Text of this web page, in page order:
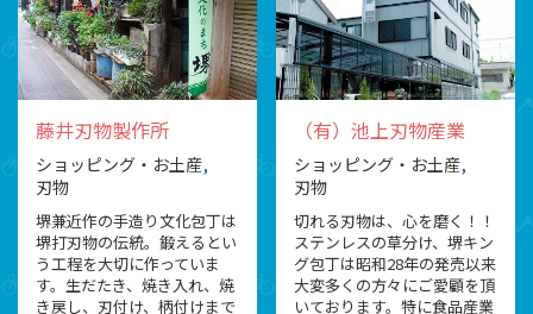
藤井刃物製作所
ショッピング・お土産
刃物
堺兼近作の手造り文化包丁は
堺打刃物の伝統。鍛えるとい
う工程を大切に作っていま
す。生だたき、焼き入れ、焼
き戻し、刃付け、柄付けまで
（有）池上刃物産業
ショッピング・お土産
刃物
切れる刃物は、心を磨く！！
ステンレスの草分け、堺キン
グ包丁は昭和28年の発売以来
大変多くの方々にご愛顧を頂
いております。特に食品産業